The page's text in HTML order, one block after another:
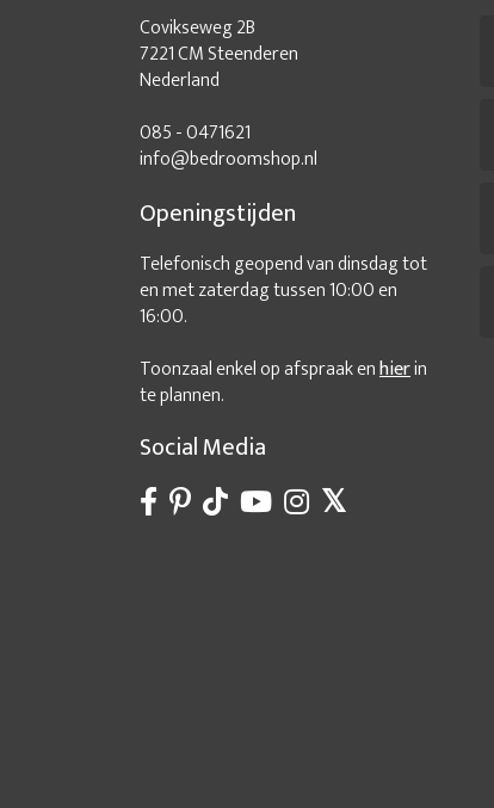
Covikseweg 2B
7221 CM Steenderen
Nederland
085 - 0471621
info@bedroomshop.nl
Openingstijden
Telefonisch geopend van dinsdag tot
en met zaterdag tussen 10:00 en
16:00.
Toonzaal enkel op afspraak enhierin
te plannen.
Social Media